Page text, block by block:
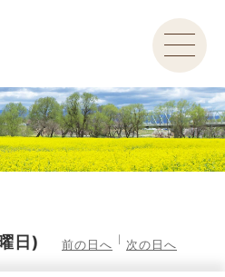
日) 前の日へ 次の日へ